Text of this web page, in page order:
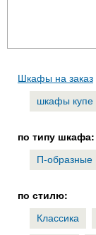
Шкафы на заказ
шкафы купе
по типу шкафа:
П-образные
по стилю:
Классика